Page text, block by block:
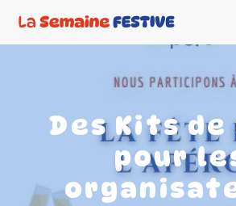
Des Kits de
pour